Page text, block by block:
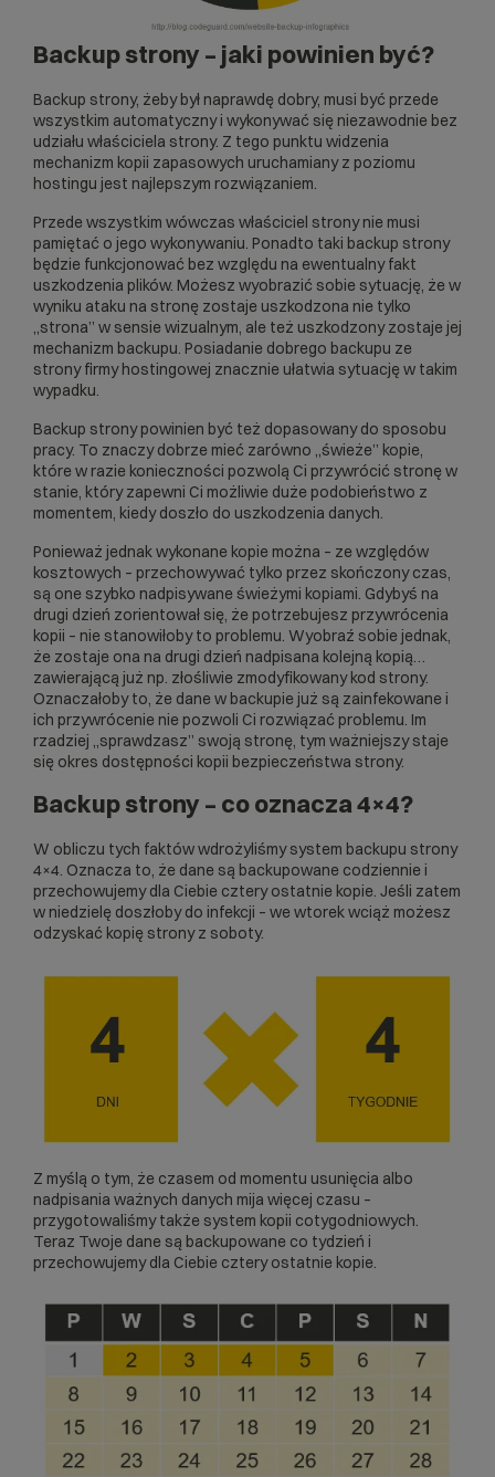
Backup strony – jaki powinien być?
Backup strony, żeby był naprawdę dobry, musi być przede
wszystkim automatyczny i wykonywać się niezawodnie bez
udziału właściciela strony. Z tego punktu widzenia
mechanizm kopii zapasowych uruchamiany z poziomu
hostingu jest najlepszym rozwiązaniem.
Przede wszystkim wówczas właściciel strony nie musi
pamiętać o jego wykonywaniu. Ponadto taki backup strony
będzie funkcjonować bez względu na ewentualny fakt
uszkodzenia plików. Możesz wyobrazić sobie sytuację, że w
wyniku ataku na stronę zostaje uszkodzona nie tylko
„strona” w sensie wizualnym, ale też uszkodzony zostaje jej
mechanizm backupu. Posiadanie dobrego backupu ze
strony firmy hostingowej znacznie ułatwia sytuację w takim
wypadku.
Backup strony powinien być też dopasowany do sposobu
pracy. To znaczy dobrze mieć zarówno „świeże” kopie,
które w razie konieczności pozwolą Ci przywrócić stronę w
stanie, który zapewni Ci możliwie duże podobieństwo z
momentem, kiedy doszło do uszkodzenia danych.
Ponieważ jednak wykonane kopie można – ze względów
kosztowych – przechowywać tylko przez skończony czas,
są one szybko nadpisywane świeżymi kopiami. Gdybyś na
drugi dzień zorientował się, że potrzebujesz przywrócenia
kopii – nie stanowiłoby to problemu. Wyobraź sobie jednak,
że zostaje ona na drugi dzień nadpisana kolejną kopią…
zawierającą już np. złośliwie zmodyfikowany kod strony.
Oznaczałoby to, że dane w backupie już są zainfekowane i
ich przywrócenie nie pozwoli Ci rozwiązać problemu. Im
rzadziej „sprawdzasz” swoją stronę, tym ważniejszy staje
się okres dostępności kopii bezpieczeństwa strony.
Backup strony – co oznacza 4×4?
W obliczu tych faktów wdrożyliśmy system backupu strony
4×4. Oznacza to, że dane są backupowane codziennie i
przechowujemy dla Ciebie cztery ostatnie kopie. Jeśli zatem
w niedzielę doszłoby do infekcji – we wtorek wciąż możesz
odzyskać kopię strony z soboty.
Z myślą o tym, że czasem od momentu usunięcia albo
nadpisania ważnych danych mija więcej czasu –
przygotowaliśmy także system kopii cotygodniowych.
Teraz Twoje dane są backupowane co tydzień i
przechowujemy dla Ciebie cztery ostatnie kopie.